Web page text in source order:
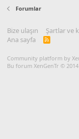
Forumlar
Bize ulaşın Şartlar ve
Ana sayfa
R
Community platform by
Bu forum XenGenTr ©